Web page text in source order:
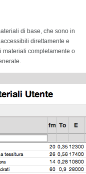
di base, che sono in
direttamente e
materiali completamente o